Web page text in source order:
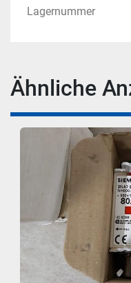
Lagernummer
Ähnliche